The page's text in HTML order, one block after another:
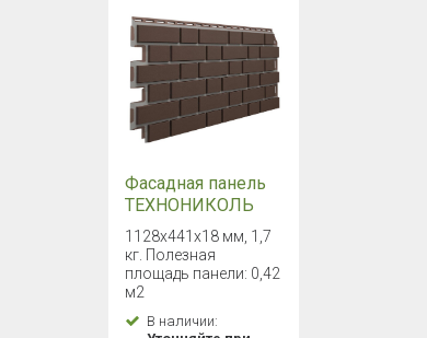
Фасадная панель
ТЕХНОНИКОЛЬ
ОПТИМА, Клинкер,
Темно-
коричневый
1128х441х18 мм, 1,7
кг. Полезная
площадь панели: 0,42
м2
В наличии: